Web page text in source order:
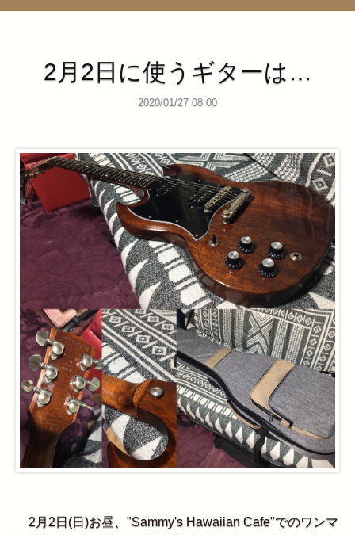
2月2日に使うギターは…
2020/01/27 08:00
2月2日(日)お昼、"Sammy's Hawaiian Cafe"でのワンマ